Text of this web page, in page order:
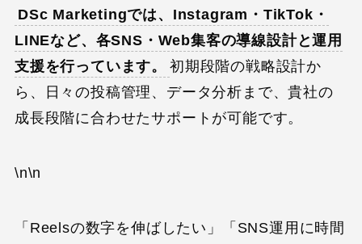
DSc Marketingでは、Instagram・TikTok・
LINEなど、各SNS・Web集客の導線設計と運用
支援を行っています。
初期段階の戦略設計か
ら、日々の投稿管理、データ分析まで、貴社の
成長段階に合わせたサポートが可能です。
\n\n
「Reelsの数字を伸ばしたい」「SNS運用に時間